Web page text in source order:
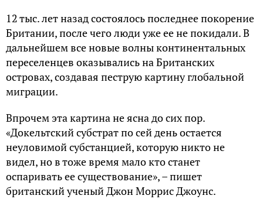
12 тыс. лет назад состоялось последнее покорение
Британии, после чего люди уже ее не покидали. В
дальнейшем все новые волны континентальных
переселенцев оказывались на Британских
островах, создавая пеструю картину глобальной
миграции.
Впрочем эта картина не ясна до сих пор.
«Докельтский субстрат по сей день остается
неуловимой субстанцией, которую никто не
видел, но в тоже время мало кто станет
оспаривать ее существование», – пишет
британский ученый Джон Моррис Джоунс.